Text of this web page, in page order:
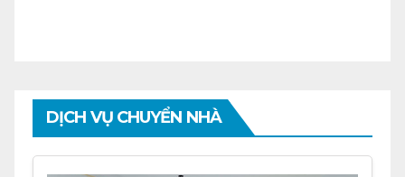
DỊCH VỤ CHUYỂN NHÀ